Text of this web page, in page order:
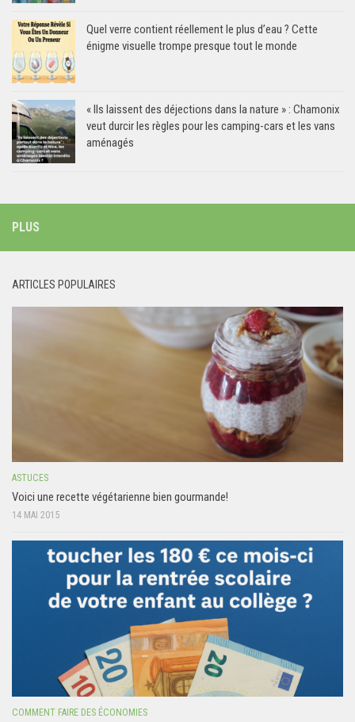
Quel verre contient réellement le plus d’eau ? Cette
énigme visuelle trompe presque tout le monde
« Ils laissent des déjections dans la nature » : Chamonix
veut durcir les règles pour les camping-cars et les vans
aménagés
PLUS
ARTICLES POPULAIRES
ASTUCES
Voici une recette végétarienne bien gourmande!
14 MAI 2015
COMMENT FAIRE DES ÉCONOMIES